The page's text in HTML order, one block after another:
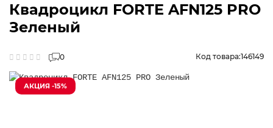
Квадроцикл FORTE AFN125 PRO
Зеленый
0 Код товара:146149
АКЦИЯ -15%